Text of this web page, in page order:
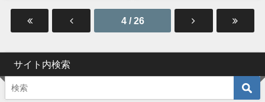
4 / 26
サイト内検索